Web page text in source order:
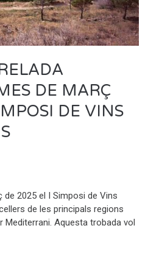
DE MARÇ
DE VINS
de 2025 el I Simposi de Vins
de les principals regions
Mediterrani. Aquesta trobada vol